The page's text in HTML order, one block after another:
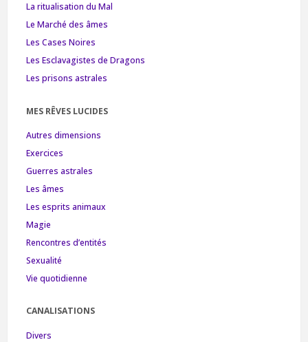
La ritualisation du Mal
Le Marché des âmes
Les Cases Noires
Les Esclavagistes de Dragons
Les prisons astrales
MES RÊVES LUCIDES
Autres dimensions
Exercices
Guerres astrales
Les âmes
Les esprits animaux
Magie
Rencontres d’entités
Sexualité
Vie quotidienne
CANALISATIONS
Divers